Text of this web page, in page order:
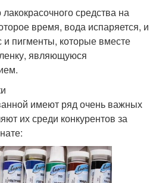
средства на
время, вода испаряется, и
и пигменты, которые вместе
являющуюся
имеют ряд очень важных
их среди конкурентов за